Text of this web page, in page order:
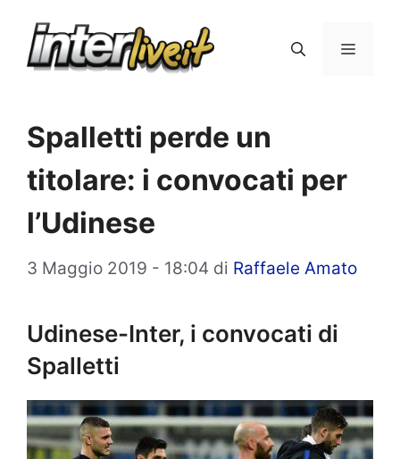
Menu
Spalletti perde un
titolare: i convocati per
l’Udinese
3 Maggio 2019 - 18:04 di Raffaele Amato
Udinese-Inter, i convocati di
Spalletti